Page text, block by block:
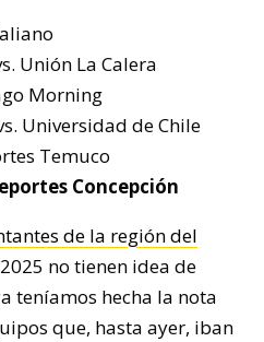
Unión La Calera
Morning
Universidad de Chile
Temuco
Concepción
de la región del
no tienen idea de
teníamos hecha la nota
que, hasta ayer, iban